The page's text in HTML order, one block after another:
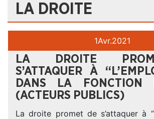
LA DROITE
1Avr.2021
LA DROITE
S’ATTAQUER À
DANS LA FONCTION
(ACTEURS PUBLICS)
La droite promet de s’attaquer à